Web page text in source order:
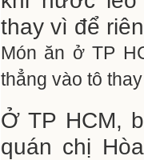
Món ăn ở TP
thẳng vào tô
Ở TP HCM,
quán chị